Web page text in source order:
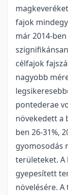
fajok
már 2014-
célfajok
nagyobb
pontederae
növekedett a
ben 26-31%,
gyomosodás
területeket. A
gyepesített
növelésére.